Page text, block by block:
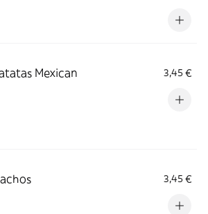
Mexican 3,45 €
3,45 €